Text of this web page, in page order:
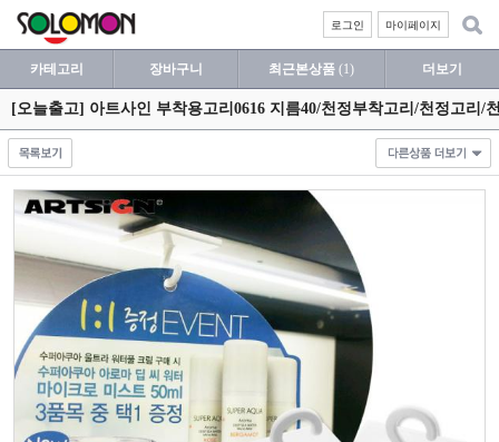
마이페이지
로그인
카테고리 장바구니 최근본상품 (1) 더보기
[오늘출고] 아트사인 부착용고리0616 지름40/천정부착고리/천정고리/